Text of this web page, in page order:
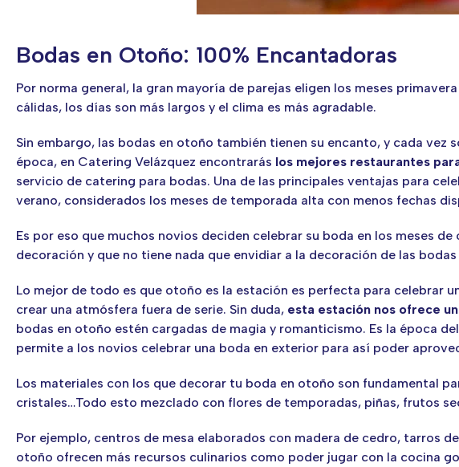
Bodas en Otoño: 100% Encantadoras
Por norma general, la gran mayoría de parejas eligen los meses
cálidas, los días son más largos y el clima es más agradable.
Sin embargo, las bodas en otoño también tienen su encanto, y cada
época, en Catering Velázquez encontrarás los mejores restaurantes
servicio de catering para bodas. Una de las principales ventajas para
verano, considerados los meses de temporada alta con menos fechas
Es por eso que muchos novios deciden celebrar su boda en los meses
decoración y que no tiene nada que envidiar a la decoración de las
Lo mejor de todo es que otoño es la estación es perfecta para celebrar
crear una atmósfera fuera de serie. Sin duda, esta estación nos ofrece
bodas en otoño estén cargadas de magia y romanticismo. Es la época
permite a los novios celebrar una boda en exterior para así poder
Los materiales con los que decorar tu boda en otoño son fundamental
cristales…Todo esto mezclado con flores de temporadas, piñas, frutos
Por ejemplo, centros de mesa elaborados con madera de cedro, tarros
otoño ofrecen más recursos culinarios como poder jugar con la cocina